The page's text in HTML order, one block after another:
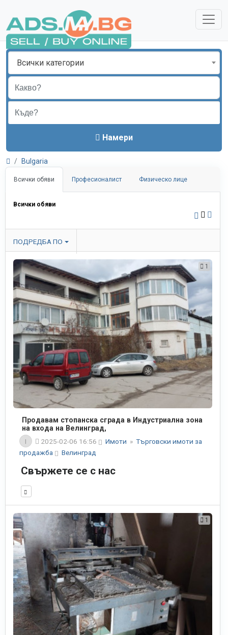
Всички категории
Намери
Bulgaria
Всички обяви Професионалист Физическо лице
Всички обяви
ПОДРЕДБА ПО
1
Продавам стопанска сграда в Индустриална зона
на входа на Велинград,
I
2025-02-06 16:56 Имоти » Търговски имоти за
продажба
Велинград
Свържете се с нас
1